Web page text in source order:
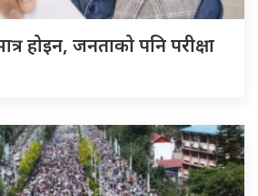
होइन, जनताको पनि परीक्षा